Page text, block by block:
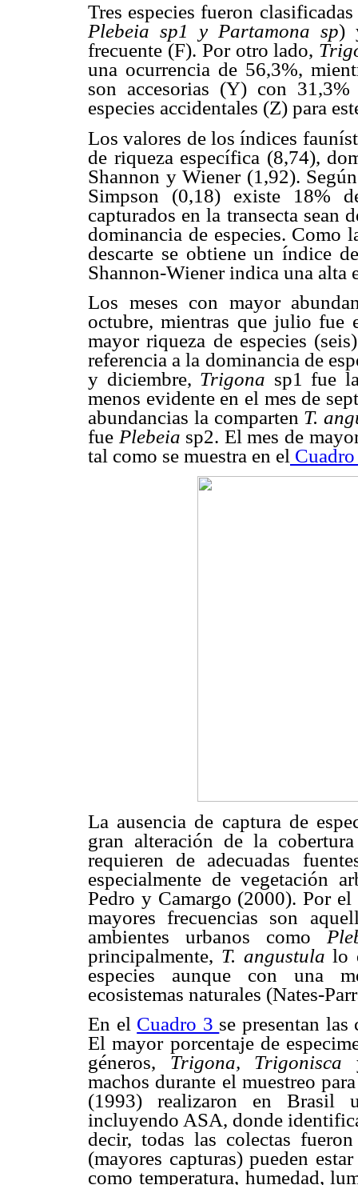
Tres especies fueron
Plebeia sp1 y Partamona sp)
frecuente (F). Por otro lado,
una ocurrencia de 56,3%,
son accesorias (Y) con
especies accidentales (Z) para
Los valores de los índices
de riqueza específica (8,74),
Shannon y Wiener (1,92).
Simpson (0,18) existe 18%
capturados en la transecta sean
dominancia de especies. Como
descarte se obtiene un índice
Shannon-Wiener indica una alta
Los meses con mayor
octubre, mientras que julio fue
mayor riqueza de especies
referencia a la dominancia de
y diciembre, Trigona sp1 fue
menos evidente en el mes de
abundancias la comparten T.
fue Plebeia sp2. El mes de
tal como se muestra en el
La ausencia de captura de
gran alteración de la
requieren de adecuadas
especialmente de vegetación
Pedro y Camargo (2000). Por
mayores frecuencias son
ambientes urbanos como
principalmente, T. angustula lo
especies aunque con una
ecosistemas naturales (Nates-
En el Cuadro 3 se presentan
El mayor porcentaje de
géneros, Trigona, Trigonisca
machos durante el muestreo
(1993) realizaron en Brasil
incluyendo ASA, donde
decir, todas las colectas
(mayores capturas) pueden
como temperatura, humedad,